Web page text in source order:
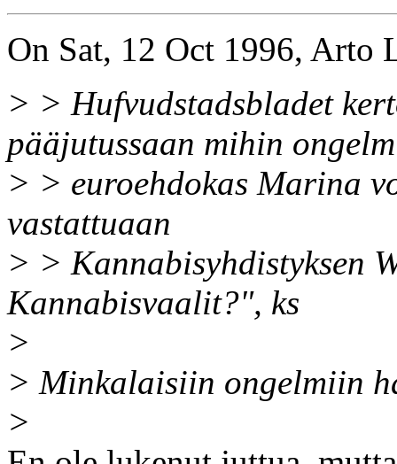
On Sat, 12 Oct 1996, Arto
> > Hufvudstadsbladet
pääjutussaan mihin
> > euroehdokas Marina
vastattuaan
> > Kannabisyhdistyksen
Kannabisvaalit?", ks
>
> Minkalaisiin ongelmiin
>